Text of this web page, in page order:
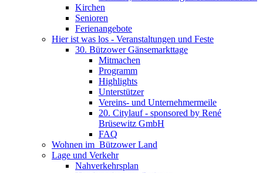
Kirchen
Senioren
Ferienangebote
Hier ist was los - Veranstaltungen und Feste
30. Bützower Gänsemarkttage
Mitmachen
Programm
Highlights
Unterstützer
Vereins- und Unternehmermeile
20. Citylauf - sponsored by René
Brüsewitz GmbH
FAQ
Wohnen im ­ Bützower Land
Lage und Verkehr
Nahverkehrsplan